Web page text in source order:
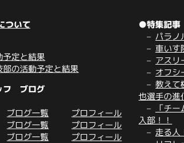
ついて
予定と結果
の活動予定と結果
フ ブログ
ブログ一覧 プロフィール
ブログ一覧 プロフィール
ブログ一覧 プロフィール
●特集記事
パラノ
車いす
アスリ
オフシ
教えて
也選手の進
「チ
入部！！
走る人